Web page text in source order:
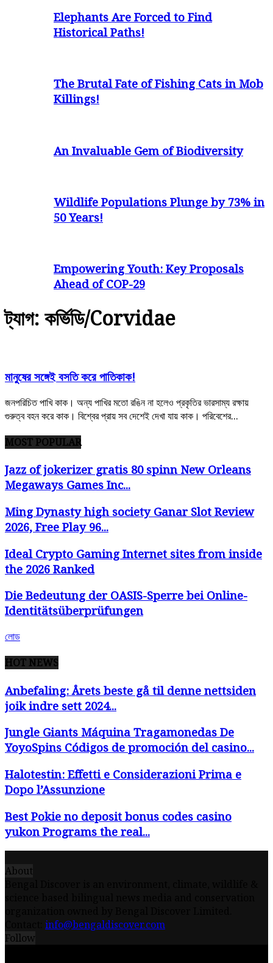
Elephants Are Forced to Find
Historical Paths!
The Brutal Fate of Fishing Cats in Mob
Killings!
An Invaluable Gem of Biodiversity
Wildlife Populations Plunge by 73% in
50 Years!
Empowering Youth: Key Proposals
Ahead of COP-29
ট্যাগ: কর্ভিডি/Corvidae
মানুষের সঙ্গেই বসতি করে পাতিকাক!
জনপরিচিত পাখি কাক। অন্য পাখির মতো রঙিন না হলেও প্রকৃতির ভারসাম্য রক্ষায়
গুরুত্ব বহন করে কাক। বিশ্বের প্রায় সব দেশেই দেখা যায় কাক। পরিবেশের...
MOST POPULAR
Jazz of jokerizer gratis 80 spinn New Orleans
Megaways Games Inc...
Ming Dynasty high society Ganar Slot Review
2026, Free Play 96...
Ideal Crypto Gaming Internet sites from inside
the 2026 Ranked
Die Bedeutung der OASIS-Sperre bei Online-
Identitätsüberprüfungen
লোড
HOT NEWS
Anbefaling: Årets beste gå til denne nettsiden
joik indre sett 2024...
Jungle Giants Máquina Tragamonedas De
YoyoSpins Códigos de promoción del casino...
Halotestin: Effetti e Considerazioni Prima e
Dopo l’Assunzione
Best Pokie no deposit bonus codes casino
yukon Programs the real...
About
info@bengaldiscover.com
Follow